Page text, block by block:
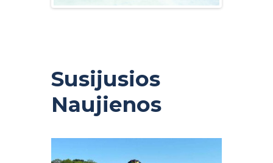
Susijusios
Naujienos